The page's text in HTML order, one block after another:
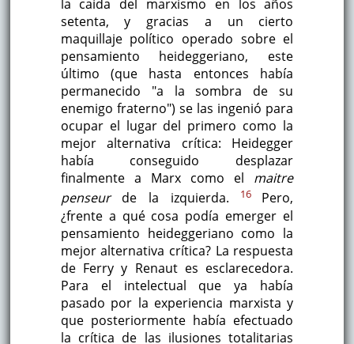
la caída del marxismo en los años
setenta, y gracias a un cierto
maquillaje político operado sobre el
pensamiento heideggeriano, este
último (que hasta entonces había
permanecido "a la sombra de su
enemigo fraterno") se las ingenió para
ocupar el lugar del primero como la
mejor alternativa crítica: Heidegger
había conseguido desplazar
finalmente a Marx como el maitre
penseurde la izquierda. 16
Pero,
¿frente a qué cosa podía emerger el
pensamiento heideggeriano como la
mejor alternativa crítica? La respuesta
de Ferry y Renaut es esclarecedora.
Para el intelectual que ya había
pasado por la experiencia marxista y
que posteriormente había efectuado
la crítica de las ilusiones totalitarias